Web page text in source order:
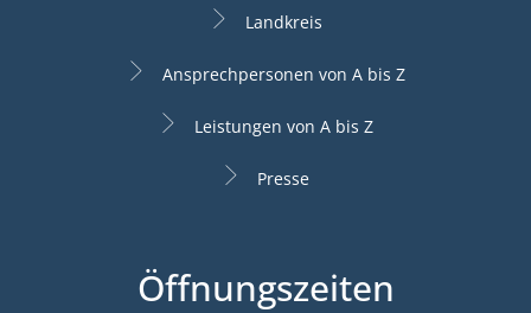
Landkreis
Ansprechpersonen von A bis Z
Leistungen von A bis Z
Presse
Öffnungszeiten